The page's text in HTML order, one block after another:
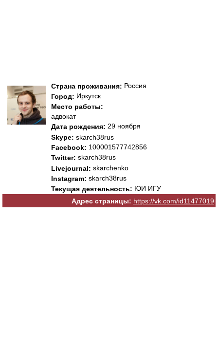
Страна проживания: Россия
Город: Иркутск
Место работы:
адвокат
Дата рождения: 29 ноября
Skype: skarch38rus
Facebook: 100001577742856
Twitter: skarch38rus
Livejournal: skarchenko
Instagram: skarch38rus
Текущая деятельность: ЮИ ИГУ
Адрес страницы: https://vk.com/id11477019